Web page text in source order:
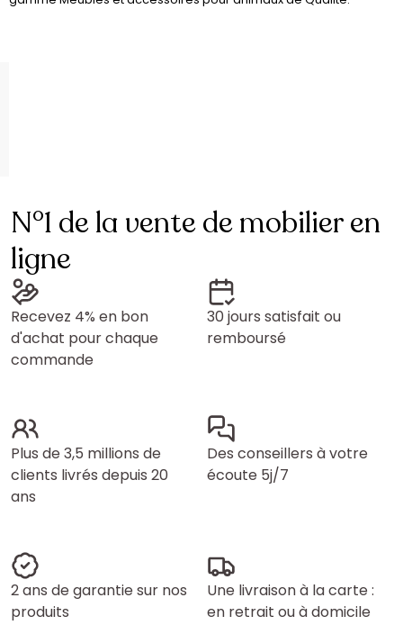
N°1 de la vente de mobilier en
ligne
Recevez 4% en bon
d'achat pour chaque
commande
30 jours satisfait ou
remboursé
Plus de 3,5 millions de
clients livrés depuis 20
ans
Des conseillers à votre
écoute 5j/7
2 ans de garantie sur nos
produits
Une livraison à la carte :
en retrait ou à domicile